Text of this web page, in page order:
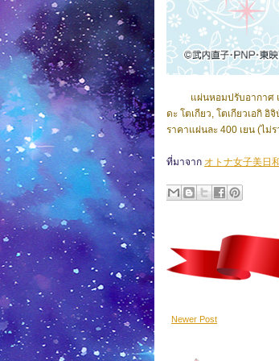
แผ่นหอมปรับอากาศ
ดะ โตเกียว, โตเกียวเอกิ
ราคาแผ่นละ 400 เยน (ไม่
ที่มาจาก オトナ女子美日
Newer Post